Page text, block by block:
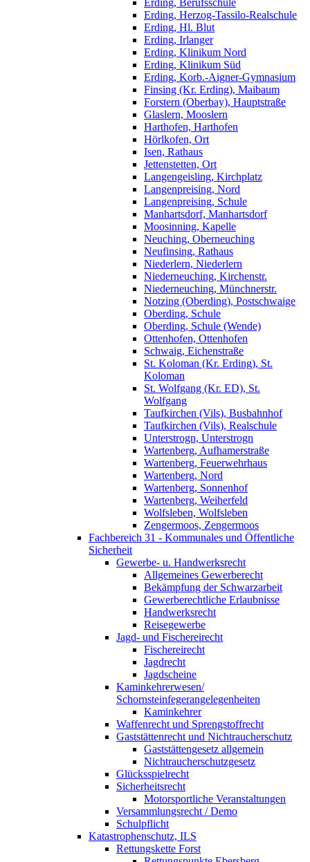
Erding, Berufsschule
Erding, Herzog-Tassilo-Realschule
Erding, Hl. Blut
Erding, Irlanger
Erding, Klinikum Nord
Erding, Klinikum Süd
Erding, Korb.-Aigner-Gymnasium
Finsing (Kr. Erding), Maibaum
Forstern (Oberbay), Hauptstraße
Glaslern, Mooslern
Harthofen, Harthofen
Hörlkofen, Ort
Isen, Rathaus
Jettenstetten, Ort
Langengeisling, Kirchplatz
Langenpreising, Nord
Langenpreising, Schule
Manhartsdorf, Manhartsdorf
Moosinning, Kapelle
Neuching, Oberneuching
Neufinsing, Rathaus
Niederlern, Niederlern
Niederneuching, Kirchenstr.
Niederneuching, Münchnerstr.
Notzing (Oberding), Postschwaige
Oberding, Schule
Oberding, Schule (Wende)
Ottenhofen, Ottenhofen
Schwaig, Eichenstraße
St. Koloman (Kr. Erding), St.
Koloman
St. Wolfgang (Kr. ED), St.
Wolfgang
Taufkirchen (Vils), Busbahnhof
Taufkirchen (Vils), Realschule
Unterstrogn, Unterstrogn
Wartenberg, Aufhamerstraße
Wartenberg, Feuerwehrhaus
Wartenberg, Nord
Wartenberg, Sonnenhof
Wartenberg, Weiherfeld
Wolfsleben, Wolfsleben
Zengermoos, Zengermoos
Fachbereich 31 - Kommunales und Öffentliche
Sicherheit
Gewerbe- u. Handwerksrecht
Allgemeines Gewerberecht
Bekämpfung der Schwarzarbeit
Gewerberechtliche Erlaubnisse
Handwerksrecht
Reisegewerbe
Jagd- und Fischereirecht
Fischereirecht
Jagdrecht
Jagdscheine
Kaminkehrerwesen/
Schornsteinfegerangelegenheiten
Kaminkehrer
Waffenrecht und Sprengstoffrecht
Gaststättenrecht und Nichtraucherschutz
Gaststättengesetz allgemein
Nichtraucherschutzgesetz
Glücksspielrecht
Sicherheitsrecht
Motorsportliche Veranstaltungen
Versammlungsrecht / Demo
Schulpflicht
Katastrophenschutz, ILS
Rettungskette Forst